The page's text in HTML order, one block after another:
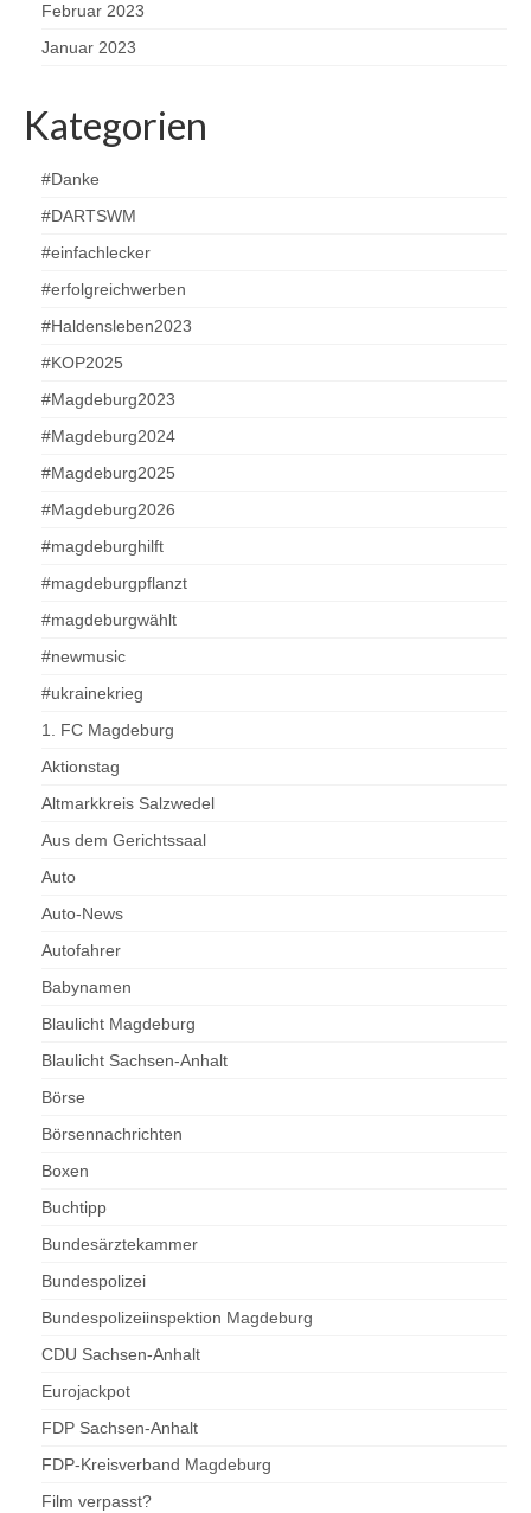
Februar 2023
Januar 2023
Kategorien
#Danke
#DARTSWM
#einfachlecker
#erfolgreichwerben
#Haldensleben2023
#KOP2025
#Magdeburg2023
#Magdeburg2024
#Magdeburg2025
#Magdeburg2026
#magdeburghilft
#magdeburgpflanzt
#magdeburgwählt
#newmusic
#ukrainekrieg
1. FC Magdeburg
Aktionstag
Altmarkkreis Salzwedel
Aus dem Gerichtssaal
Auto
Auto-News
Autofahrer
Babynamen
Blaulicht Magdeburg
Blaulicht Sachsen-Anhalt
Börse
Börsennachrichten
Boxen
Buchtipp
Bundesärztekammer
Bundespolizei
Bundespolizeiinspektion Magdeburg
CDU Sachsen-Anhalt
Eurojackpot
FDP Sachsen-Anhalt
FDP-Kreisverband Magdeburg
Film verpasst?